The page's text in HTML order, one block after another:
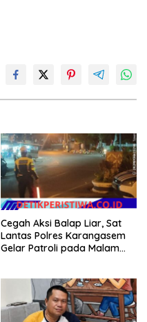
Cegah Aksi Balap Liar, Sat
Lantas Polres Karangasem
Gelar Patroli pada Malam